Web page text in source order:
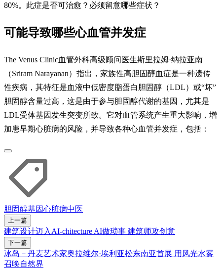
80%。此症是否可治愈？必须留意哪些症状？
可能导致哪些心血管并发症
The Venus Clinic血管外科高级顾问医生斯里拉姆·纳拉亚南
（Sriram Narayanan）指出，家族性高胆固醇血症是一种遗传
性疾病，其特征是血液中低密度脂蛋白胆固醇（LDL）或“坏”
胆固醇含量过高，这是由于参与胆固醇代谢的基因，尤其是
LDL受体基因发生突变所致。它对血管系统产生重大影响，增
加患早期心脏病的风险，并导致各种心血管并发症，包括：
胆固醇基因心脏病中医
上一篇
建筑设计迈入AI-chitecture AI做琐事 建筑师攻创意
下一篇
冰岛－丹麦艺术家奥拉维尔·埃利亚松东南亚首展 用风光水雾
召唤自然界